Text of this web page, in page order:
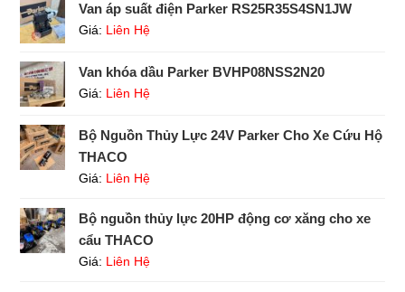
Van áp suất điện Parker RS25R35S4SN1JW
Giá: Liên Hệ
Van khóa dầu Parker BVHP08NSS2N20
Giá: Liên Hệ
Bộ Nguồn Thủy Lực 24V Parker Cho Xe Cứu Hộ
THACO
Giá: Liên Hệ
Bộ nguồn thủy lực 20HP động cơ xăng cho xe
cẩu THACO
Giá: Liên Hệ